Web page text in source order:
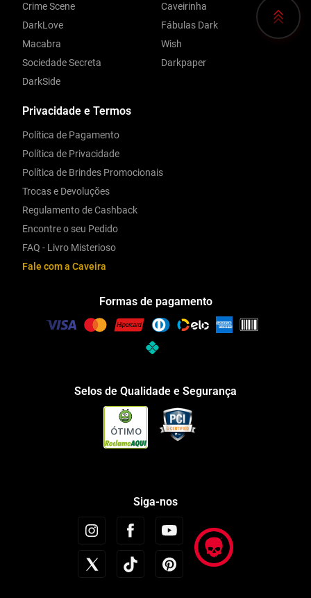
Privacidade e Termos
Política de Pagamento
Política de Privacidade
Política de Brindes Promocionais
Trocas e Devoluções
Regulamento de Cashback
Encontre o seu Pedido
FAQ - Livro Misterioso
Fale com a Caveira
Crime Scene
DarkLove
Macabra
Sociedade Secreta
DarkSide
Caveirinha
Fábulas Dark
Wish
Darkpaper
Formas de pagamento
Selos de Qualidade e Segurança
ÓTIMO
Siga-nos